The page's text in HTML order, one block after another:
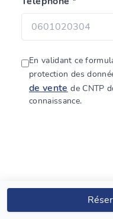
En validant ce
protection des
de vente de CNTP
connaissance.